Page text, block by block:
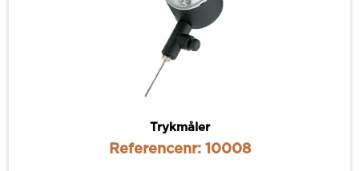
Trykmåler
Referencenr: 10008